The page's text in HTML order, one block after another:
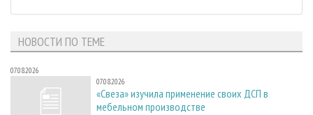
НОВОСТИ ПО ТЕМЕ
07.08.2026
07.08.2026
«Свеза» изучила применение своих ДСП в
мебельном производстве